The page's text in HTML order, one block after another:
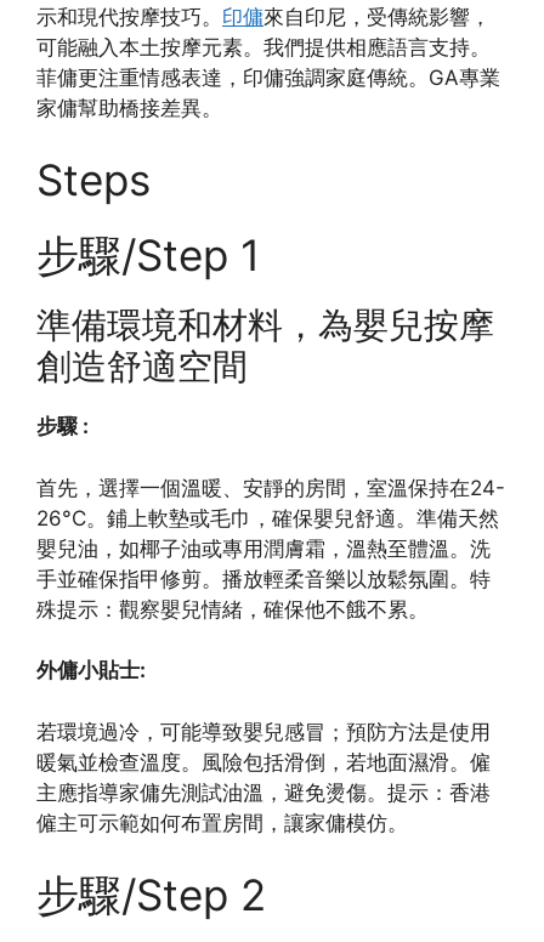
示和現代按摩技巧。 印傭來自印尼，受傳統影響，
可能融入本土按摩元素。我們提供相應語言支持。
菲傭更注重情感表達，印傭強調家庭傳統。GA專業
家傭幫助橋接差異。
Steps
步驟/Step 1
準備環境和材料，為嬰兒按摩
創造舒適空間
步驟 :
首先，選擇一個溫暖、安靜的房間，室溫保持在24-
26°C。鋪上軟墊或毛巾，確保嬰兒舒適。準備天然
嬰兒油，如椰子油或專用潤膚霜，溫熱至體溫。洗
手並確保指甲修剪。播放輕柔音樂以放鬆氛圍。特
殊提示：觀察嬰兒情緒，確保他不餓不累。
外傭小貼士:
若環境過冷，可能導致嬰兒感冒；預防方法是使用
暖氣並檢查溫度。風險包括滑倒，若地面濕滑。僱
主應指導家傭先測試油溫，避免燙傷。提示：香港
僱主可示範如何布置房間，讓家傭模仿。
步驟/Step 2